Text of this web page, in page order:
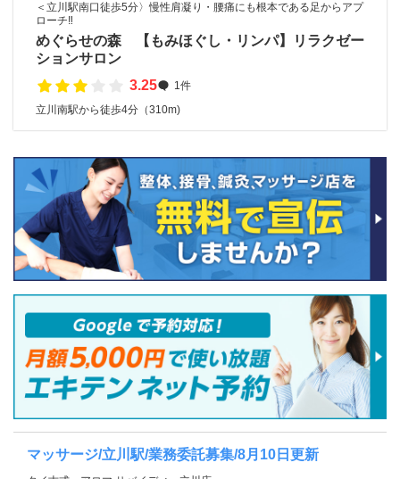
＜立川駅南口徒歩5分〉慢性肩凝り・腰痛にも根本である足からアプ
ローチ‼︎
めぐらせの森 【もみほぐし・リンパ】リラクゼー
ションサロン
3.25
1件
立川南駅から徒歩4分（310m)
マッサージ/立川駅/業務委託募集/8月10日更新